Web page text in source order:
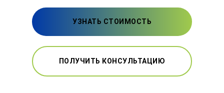
УЗНАТЬ СТОИМОСТЬ
ПОЛУЧИТЬ КОНСУЛЬТАЦИЮ